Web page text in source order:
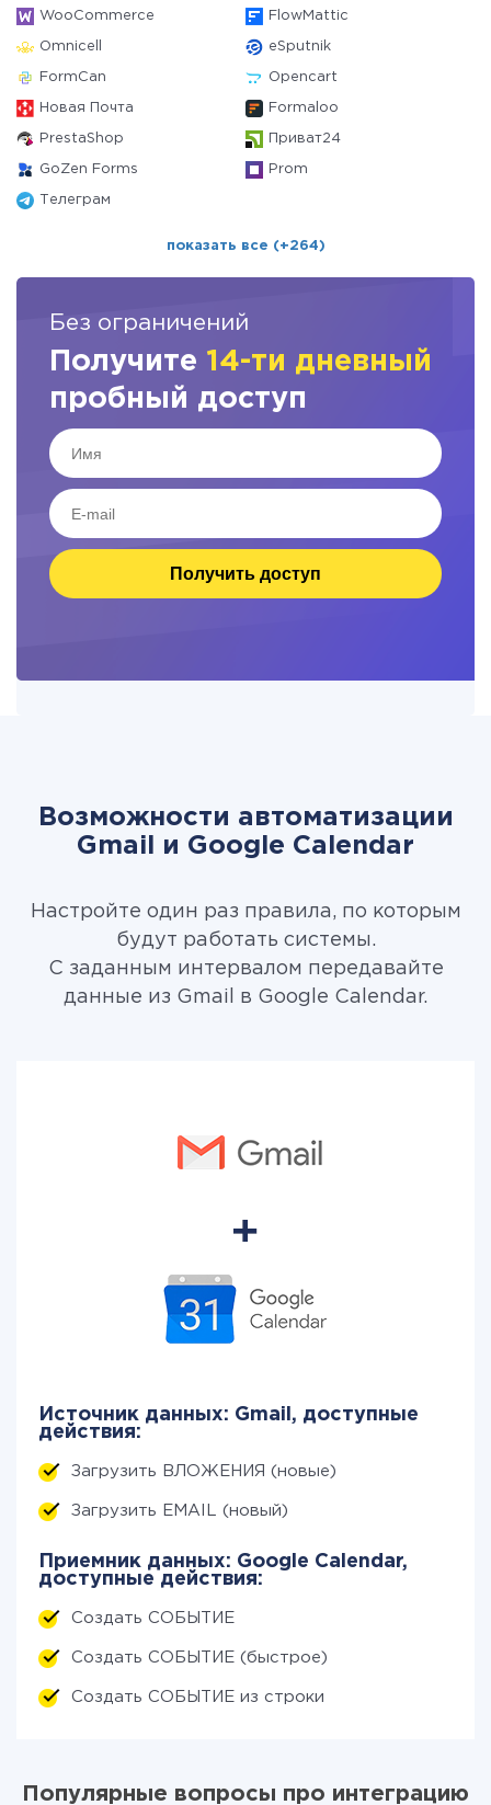
WooCommerce FlowMattic
Omnicell eSputnik
FormCan Opencart
Новая Почта Formaloo
PrestaShop Приват24
GoZen Forms Prom
Телеграм
показать все (+264)
Без ограничений
Получите 14-ти дневный
пробный доступ
Получить доступ
Возможности автоматизации
Gmail и Google Calendar
Настройте один раз правила, по которым
будут работать системы.
С заданным интервалом передавайте
данные из Gmail в Google Calendar.
Источник данных: Gmail, доступные
действия:
Загрузить ВЛОЖЕНИЯ (новые)
Загрузить EMAIL (новый)
Приемник данных: Google Calendar,
доступные действия:
Создать СОБЫТИЕ
Создать СОБЫТИЕ (быстрое)
Создать СОБЫТИЕ из строки
Популярные вопросы про интеграцию